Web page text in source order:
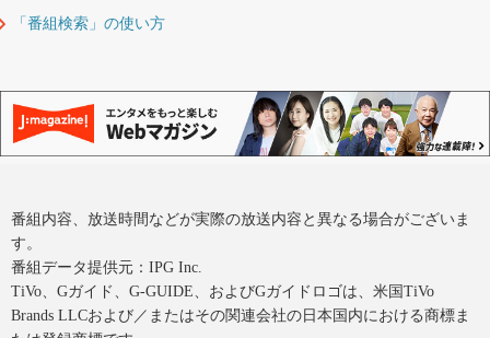
「番組検索」の使い方
番組内容、放送時間などが実際の放送内容と異なる場合がございま
す。
番組データ提供元：IPG Inc.
TiVo、Gガイド、G-GUIDE、およびGガイドロゴは、米国TiVo
Brands LLCおよび／またはその関連会社の日本国内における商標ま